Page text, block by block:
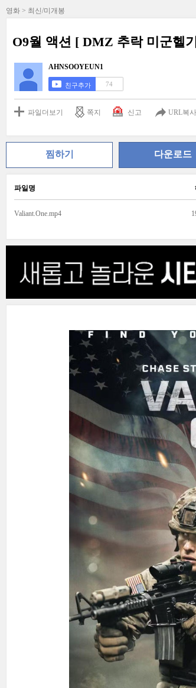
영화 > 최신/미개봉
O9월 액션 [ DMZ 추락 미군헬
AHNSOOYEUN1
친구추가 74
파일더보기 쪽지 신고 URL복사
찜하기 다운로드
파일명
Valiant.One.mp4